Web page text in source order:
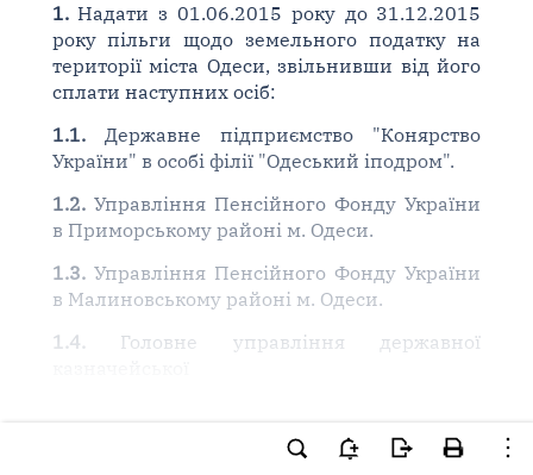
1.Надати з 01.06.2015 року до 31.12.2015
року пільги щодо земельного податку на
території міста Одеси, звільнивши від його
сплати наступних осіб:
1.1.Державне підприємство "Конярство
України" в особі філії "Одеський іподром".
1.2.Управління Пенсійного Фонду України
в Приморському районі м. Одеси.
1.3.Управління Пенсійного Фонду України
в Малиновському районі м. Одеси.
1.4. Головне управління державної